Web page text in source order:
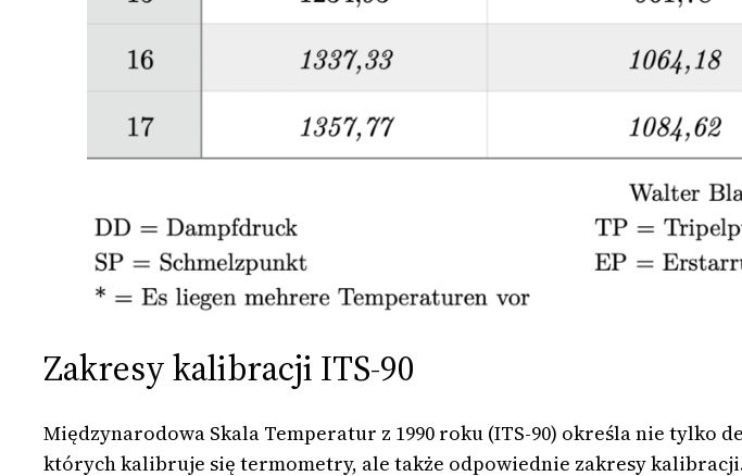
Zakresy kalibracji ITS-90
Międzynarodowa Skala Temperatur z 1990 roku (ITS-90) określa nie
których kalibruje się termometry, ale także odpowiednie zakresy